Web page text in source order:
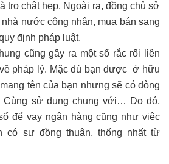
trọ chật hẹp. Ngoài ra, đồng chủ sở
nước công nhận, mua bán sang
định pháp luật.
cũng gây ra một số rắc rối liên
pháp lý. Mặc dù bạn được ở hữu
tên của bạn nhưng sẽ có dòng
sử dụng chung với… Do đó,
để vay ngân hàng cũng như việc
có sự đồng thuận, thống nhất từ